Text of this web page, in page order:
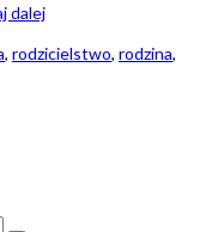
dalej
, rodzicielstwo, rodzina,